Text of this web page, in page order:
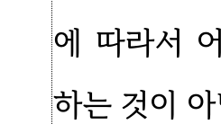
에 따라서
하는 것이